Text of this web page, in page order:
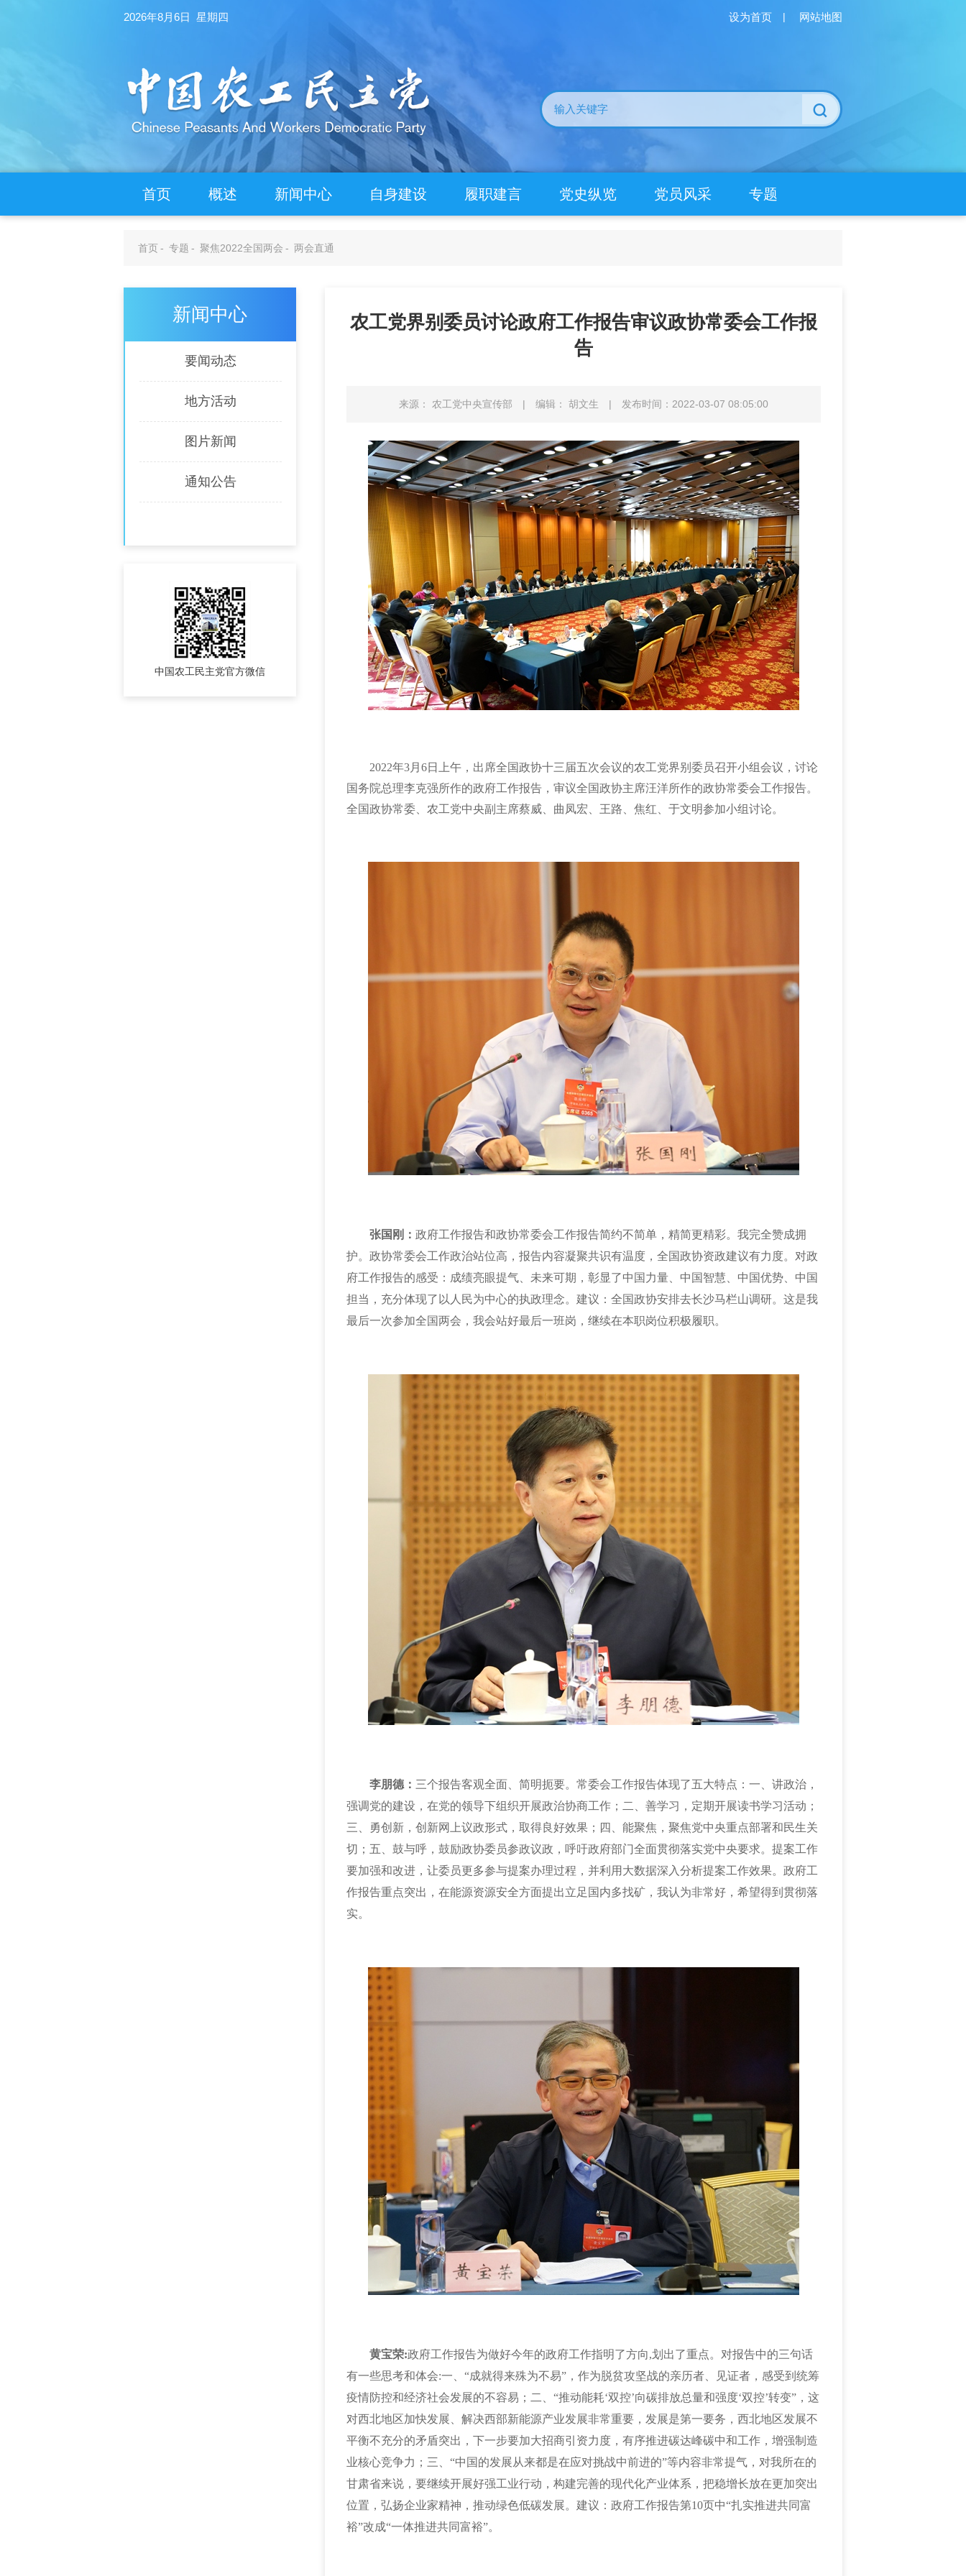
2026年8月6日 星期四 设为首页 | 网站地图
首页 概述 新闻中心 自身建设 履职建言 党史纵览 党员风采 专题
首页- 专题 - 聚焦2022全国两会 - 两会直通
新闻中心
要闻动态
地方活动
图片新闻
通知公告
中国农工民主党官方微信
农工党界别委员讨论政府工作报告审议政协常委会工作报
告
来源： 农工党中央宣传部 | 编辑： 胡文生 | 发布时间：2022-03-07 08:05:00
2022年3月6日上午，出席全国政协十三届五次会议的农工党界别委员召开小组会议，讨论
国务院总理李克强所作的政府工作报告，审议全国政协主席汪洋所作的政协常委会工作报告。
全国政协常委、农工党中央副主席蔡威、曲凤宏、王路、焦红、于文明参加小组讨论。
张国刚： 政府工作报告和政协常委会工作报告简约不简单，精简更精彩。我完全赞成拥
护。 政协常委会工作政治站位高，报告内容凝聚共识有温度，全国政协资政建议有力度。对政
府工作报告的感受：成绩亮眼提气、未来可期，彰显了中国力量、中国智慧、中国优势、中国
担当，充分体现了以人民为中心的执政理念。 建议： 全国政协安排去长沙马栏山调研。 这是我
最后一次参加全国两会，我会站好最后一班岗，继续在本职岗位积极履职。
李朋德： 三个报告客观全面、简明扼要。常委会工作报告体现了五大特点：一、讲政治，
强调党的建设，在党的领导下组织开展政治协商工作；二、善学习，定期开展读书学习活动；
三、勇创新，创新网上议政形式，取得良好效果；四、能聚焦，聚焦党中央重点部署和民生关
切；五、鼓与呼，鼓励政协委员参政议政，呼吁政府部门全面贯彻落实党中央要求。提案工作
要加强和改进，让委员更多参与提案办理过程，并利用大数据深入分析提案工作效果。政府工
作报告重点突出，在能源资源安全方面提出立足国内多找矿，我认为非常好，希望得到贯彻落
实。
黄宝荣:政府工作报告为做好今年的政府工作指明了方向,划出了重点。对报告中的三句话
有一些思考和体会:一、“成就得来殊为不易”，作为脱贫攻坚战的亲历者、见证者，感受到统筹
疫情防控和经济社会发展的不容易；二、“推动能耗‘双控’向碳排放总量和强度‘双控’转变”，这
对西北地区加快发展、解决西部新能源产业发展非常重要，发展是第一要务，西北地区发展不
平衡不充分的矛盾突出，下一步要加大招商引资力度，有序推进碳达峰碳中和工作，增强制造
业核心竞争力；三、“中国的发展从来都是在应对挑战中前进的”等内容非常提气，对我所在的
甘肃省来说，要继续开展好强工业行动，构建完善的现代化产业体系，把稳增长放在更加突出
位置，弘扬企业家精神，推动绿色低碳发展。建议：政府工作报告第10页中“扎实推进共同富
裕”改成“一体推进共同富裕”。